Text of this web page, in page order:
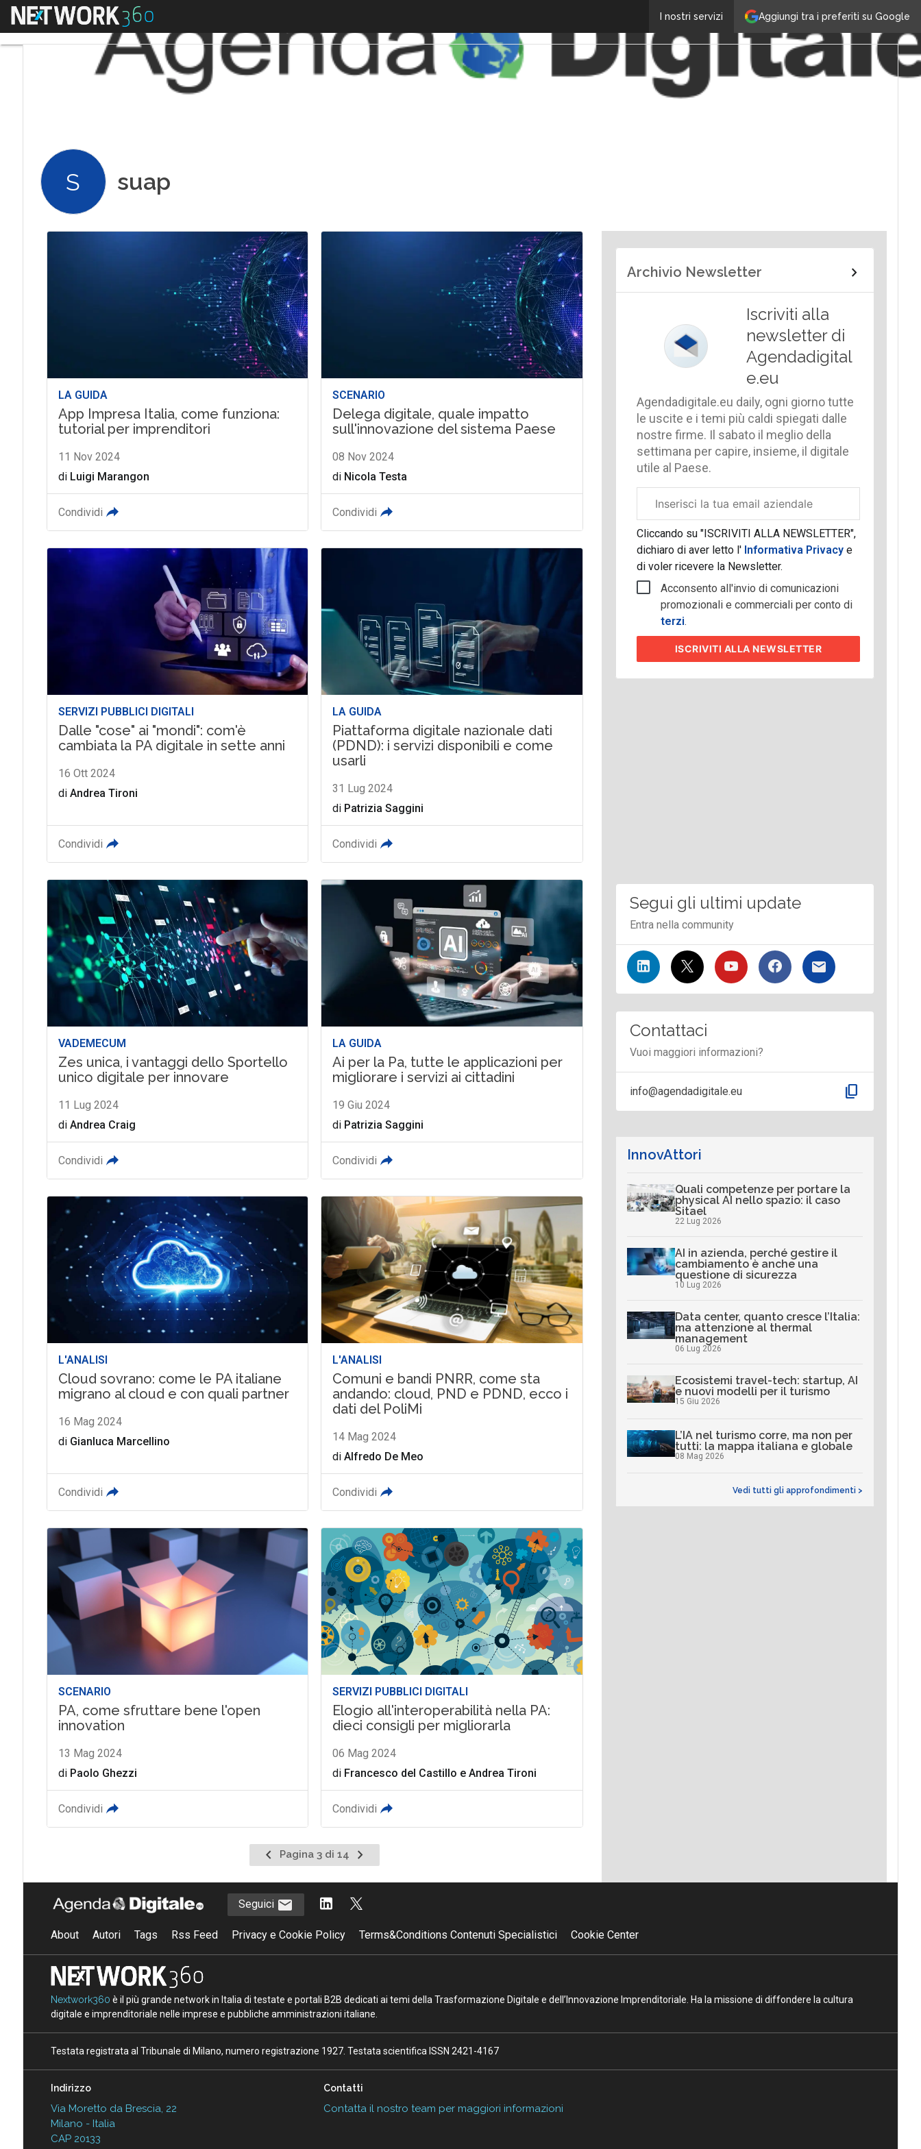
Aggiungi tra i preferiti su Google
I nostri servizi
Menu
S suap
LA GUIDA
App Impresa Italia, come funziona:
tutorial per imprenditori
11 Nov 2024
di Luigi Marangon
Condividi
SCENARIO
Delega digitale, quale impatto
sull'innovazione del sistema Paese
08 Nov 2024
di Nicola Testa
Condividi
SERVIZI PUBBLICI DIGITALI
Dalle "cose" ai "mondi": com'è
cambiata la PA digitale in sette anni
16 Ott 2024
di Andrea Tironi
Condividi
LA GUIDA
Piattaforma digitale nazionale dati
(PDND): i servizi disponibili e come
usarli
31 Lug 2024
di Patrizia Saggini
Condividi
VADEMECUM
Zes unica, i vantaggi dello Sportello
unico digitale per innovare
11 Lug 2024
di Andrea Craig
Condividi
LA GUIDA
Ai per la Pa, tutte le applicazioni per
migliorare i servizi ai cittadini
19 Giu 2024
di Patrizia Saggini
Condividi
L'ANALISI
Cloud sovrano: come le PA italiane
migrano al cloud e con quali partner
16 Mag 2024
di Gianluca Marcellino
Condividi
L'ANALISI
Comuni e bandi PNRR, come sta
andando: cloud, PND e PDND, ecco i
dati del PoliMi
14 Mag 2024
diAlfredo De Meo
Condividi
SCENARIO
PA, come sfruttare bene l'open
innovation
13 Mag 2024
di Paolo Ghezzi
Condividi
SERVIZI PUBBLICI DIGITALI
Elogio all'interoperabilità nella PA:
dieci consigli per migliorarla
06 Mag 2024
di Francesco del Castillo eAndrea Tironi
Condividi
Pagina
precedente
Pagina 3 di 14
Pagina
successiva
Archivio Newsletter
Iscriviti alla
newsletter di
Agendadigital
e.eu
Agendadigitale.eu daily, ogni giorno tutte
le uscite e i temi più caldi spiegati dalle
nostre firme. Il sabato il meglio della
settimana per capire, insieme, il digitale
utile al Paese.
aziendale
Cliccando su "ISCRIVITI ALLA NEWSLETTER",
dichiaro di aver letto l'Informativa Privacy e
di voler ricevere la Newsletter.
Acconsento all'invio di comunicazioni
promozionali e commerciali per conto di
terzi.
ISCRIVITI ALLA NEWSLETTER
Segui gli ultimi update
Entra nella community
Contattaci
Vuoi maggiori informazioni?
info@agendadigitale.eu content_copy
InnovAttori
Quali competenze per portare la
physical AI nello spazio: il caso
Sitael
22 Lug 2026
AI in azienda, perché gestire il
cambiamento è anche una
questione di sicurezza
10 Lug 2026
Data center, quanto cresce l’Italia:
ma attenzione al thermal
management
06 Lug 2026
Ecosistemi travel-tech: startup, AI
e nuovi modelli per il turismo
15 Giu 2026
L’IA nel turismo corre, ma non per
tutti: la mappa italiana e globale
08 Mag 2026
Vedi tutti gli approfondimenti >
Seguici
About Autori Tags Rss Feed Privacy e Cookie Policy Terms&Conditions Contenuti Specialistici Cookie Center
Nextwork360 è il più grande network in Italia di testate e portali B2B dedicati ai temi della Trasformazione Digitale e dell’Innovazione Imprenditoriale. Ha la missione di diffondere la cultura
digitale e imprenditoriale nelle imprese e pubbliche amministrazioni italiane.
Testata registrata al Tribunale di Milano, numero registrazione 1927. Testata scientifica ISSN 2421-4167
Indirizzo
Via Moretto da Brescia, 22
Milano - Italia
CAP 20133
Contatti
Contatta il nostro team per maggiori informazioni